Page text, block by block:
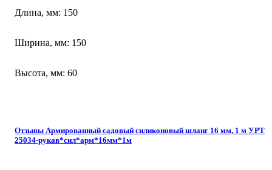
Длина, мм: 150
Ширина, мм: 150
Высота, мм: 60
Отзывы Армированный садовый силиконовый шланг 16 мм, 1 м УРТ
25034-рукав*сил*арм*16мм*1м